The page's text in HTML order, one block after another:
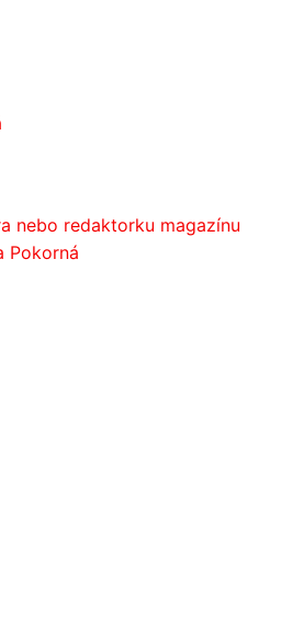
nebo redaktorku magazínu
Pokorná